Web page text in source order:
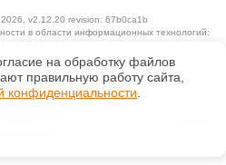
2026, v2.12.20 revision: 67b0ca1b
в области информационных технологий:
политика
права принадлежат АО «Кодекс».
и защите персональных данных
в Реестре российского программного
на обработку файлов
правильную работу сайта,
конфиденциальности